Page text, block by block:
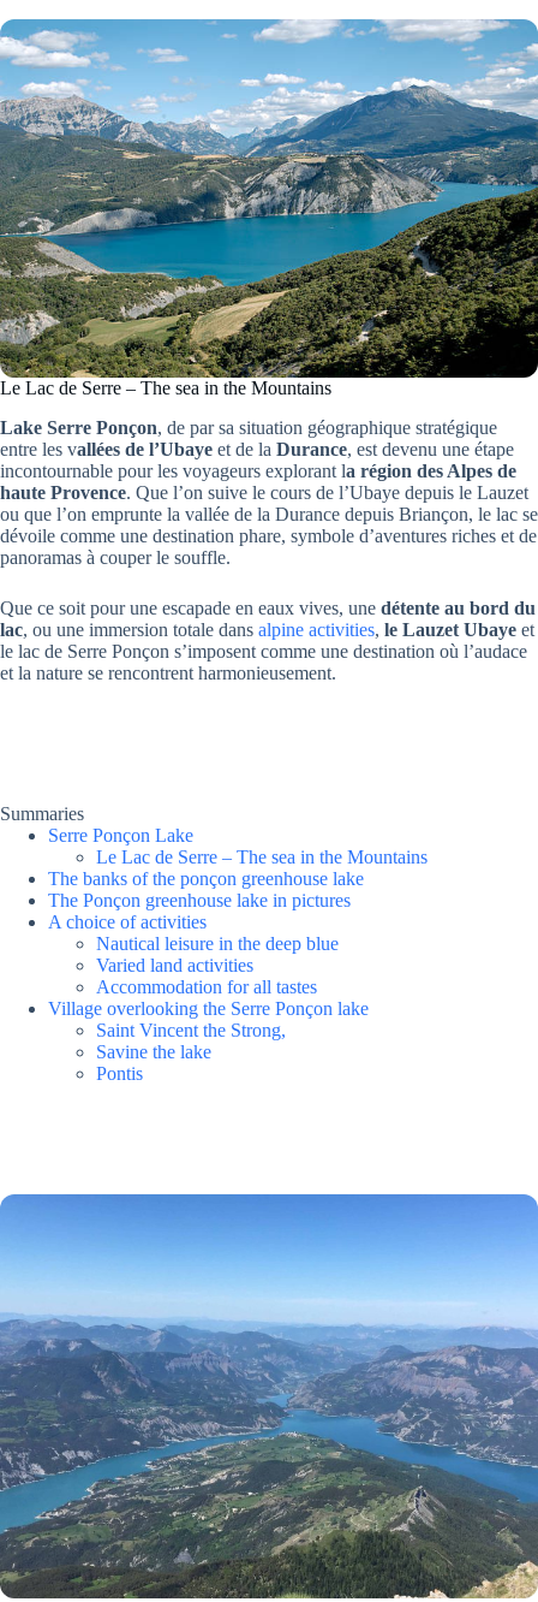
Le Lac de Serre – The sea in the Mountains
Lake Serre Ponçon, de par sa situation géographique stratégique
entre les vallées de l’Ubaye et de la Durance, est devenu une étape
incontournable pour les voyageurs explorant la région des Alpes de
haute Provence. Que l’on suive le cours de l’Ubaye depuis le Lauzet
ou que l’on emprunte la vallée de la Durance depuis Briançon, le lac se
dévoile comme une destination phare, symbole d’aventures riches et de
panoramas à couper le souffle.
Que ce soit pour une escapade en eaux vives, une détente au bord du
lac, ou une immersion totale dans alpine activities, le Lauzet Ubaye et
le lac de Serre Ponçon s’imposent comme une destination où l’audace
et la nature se rencontrent harmonieusement.
Summaries
Serre Ponçon Lake
Le Lac de Serre – The sea in the Mountains
The banks of the ponçon greenhouse lake
The Ponçon greenhouse lake in pictures
A choice of activities
Nautical leisure in the deep blue
Varied land activities
Accommodation for all tastes
Village overlooking the Serre Ponçon lake
Saint Vincent the Strong,
Savine the lake
Pontis